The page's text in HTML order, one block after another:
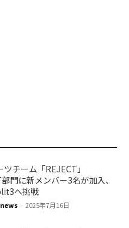
チーム「REJECT」
門に新メンバー3名が加入、
へ挑戦
- 2025年7月16日